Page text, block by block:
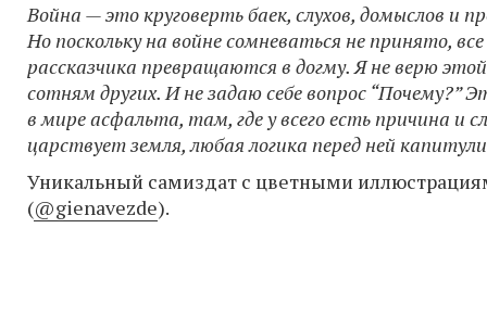
Война — это круговерть баек, слухов, домыслов и
Но поскольку на войне сомневаться не принято,
рассказчика превращаются в догму. Я не верю
сотням других. И не задаю себе вопрос “Почему?”
в мире асфальта, там, где у всего есть причина и
царствует земля, любая логика перед ней
Уникальный самиздат с цветными
(@gienavezde).